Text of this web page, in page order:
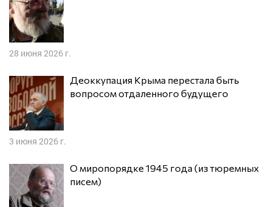
28 июня 2026 г.
Деоккупация Крыма перестала быть
вопросом отдаленного будущего
3 июня 2026 г.
О миропорядке 1945 года (из тюремных
писем)